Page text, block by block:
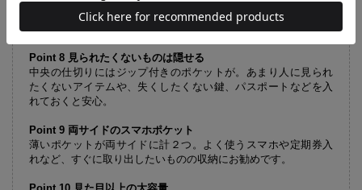
そこからバッグの中がゴチャゴチャになっていくストレスをカ
Point 8 見られたくないものは隠せる
中央の仕切りにはジップ付きのポケットが。あまり人に見られ
たくないアイテムや、失くしたくない鍵、パスポートなどを入
れておくと安心。
Point 9 両サイドのスマホポケット
薄いポケットが両サイドに計２つ。よく使うスマホや定期券入
れなど、すぐに取り出したいものの収納にお勧めです。